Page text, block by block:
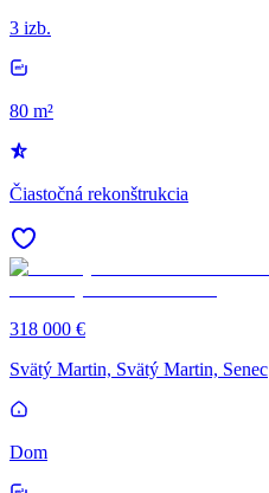
3 izb.
80 m²
Čiastočná rekonštrukcia
318 000 €
Svätý Martin, Svätý Martin, Senec
Dom